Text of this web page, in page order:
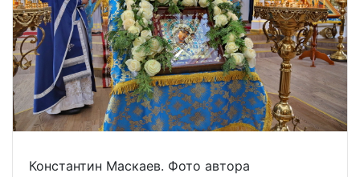
Константин Маскаев. Фото автора